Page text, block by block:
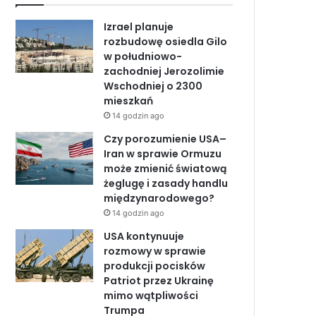
b
o
o
e
d
I
u
b
e
Izrael planuje
rozbudowę osiedla Gilo
w południowo-
zachodniej Jerozolimie
Wschodniej o 2300
mieszkań
14 godzin ago
Czy porozumienie USA–
Iran w sprawie Ormuzu
może zmienić światową
żeglugę i zasady handlu
międzynarodowego?
14 godzin ago
USA kontynuuje
rozmowy w sprawie
produkcji pocisków
Patriot przez Ukrainę
mimo wątpliwości
Trumpa